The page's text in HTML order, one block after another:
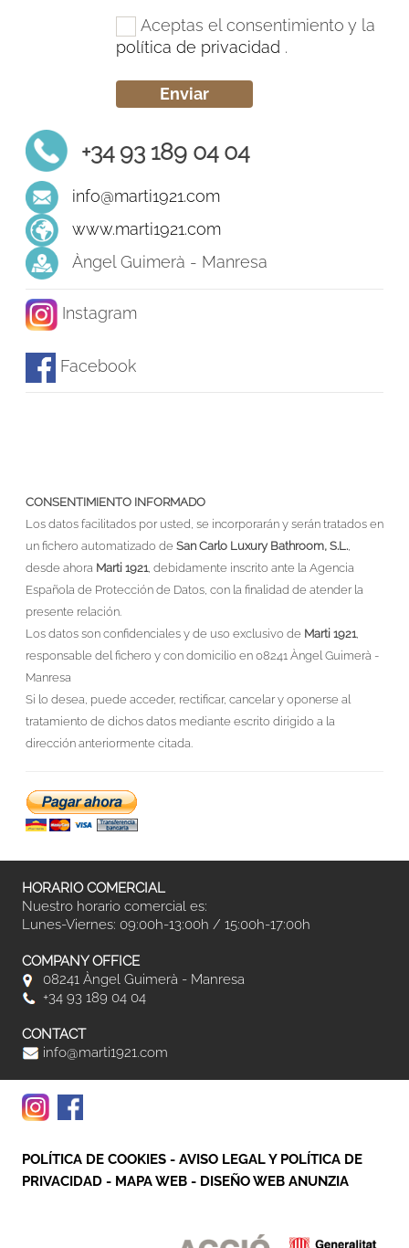
Aceptas el consentimiento y la
política de privacidad .
+34 93 189 04 04
info@marti1921.com
www.marti1921.com
Àngel Guimerà - Manresa
Instagram
Facebook
CONSENTIMIENTO INFORMADO
Los datos facilitados por usted, se incorporarán y serán tratados en
un fichero automatizado de San Carlo Luxury Bathroom, S.L.,
desde ahora Marti 1921, debidamente inscrito ante la Agencia
Española de Protección de Datos, con la finalidad de atender la
presente relación.
Los datos son confidenciales y de uso exclusivo de Marti 1921,
responsable del fichero y con domicilio en 08241 Àngel Guimerà -
Manresa
Si lo desea, puede acceder, rectificar, cancelar y oponerse al
tratamiento de dichos datos mediante escrito dirigido a la
dirección anteriormente citada.
HORARIO COMERCIAL
Nuestro horario comercial es:
Lunes-Viernes: 09:00h-13:00h / 15:00h-17:00h
COMPANY OFFICE
08241 Àngel Guimerà - Manresa
+34 93 189 04 04
CONTACT
info@marti1921.com
POLÍTICA DE COOKIES - AVISO LEGAL Y POLÍTICA DE
PRIVACIDAD - MAPA WEB - DISEÑO WEB ANUNZIA